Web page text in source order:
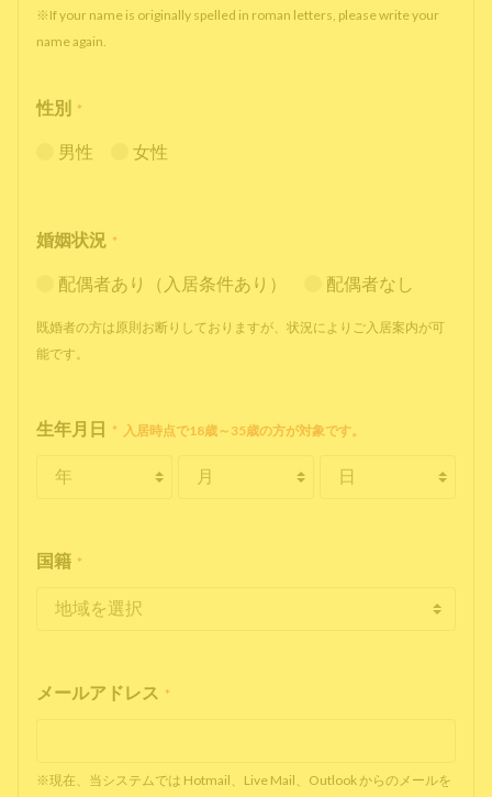
※If your name is originally spelled in roman letters, please write your
name again.
性別 *
男性 女性
婚姻状況 *
配偶者あり（入居条件あり） 配偶者なし
既婚者の方は原則お断りしておりますが、状況によりご入居案内が可
能です。
生年月日 * 入居時点で18歳～35歳の方が対象です。
国籍 *
メールアドレス *
※現在、当システムでは Hotmail、Live Mail、Outlook からのメールを